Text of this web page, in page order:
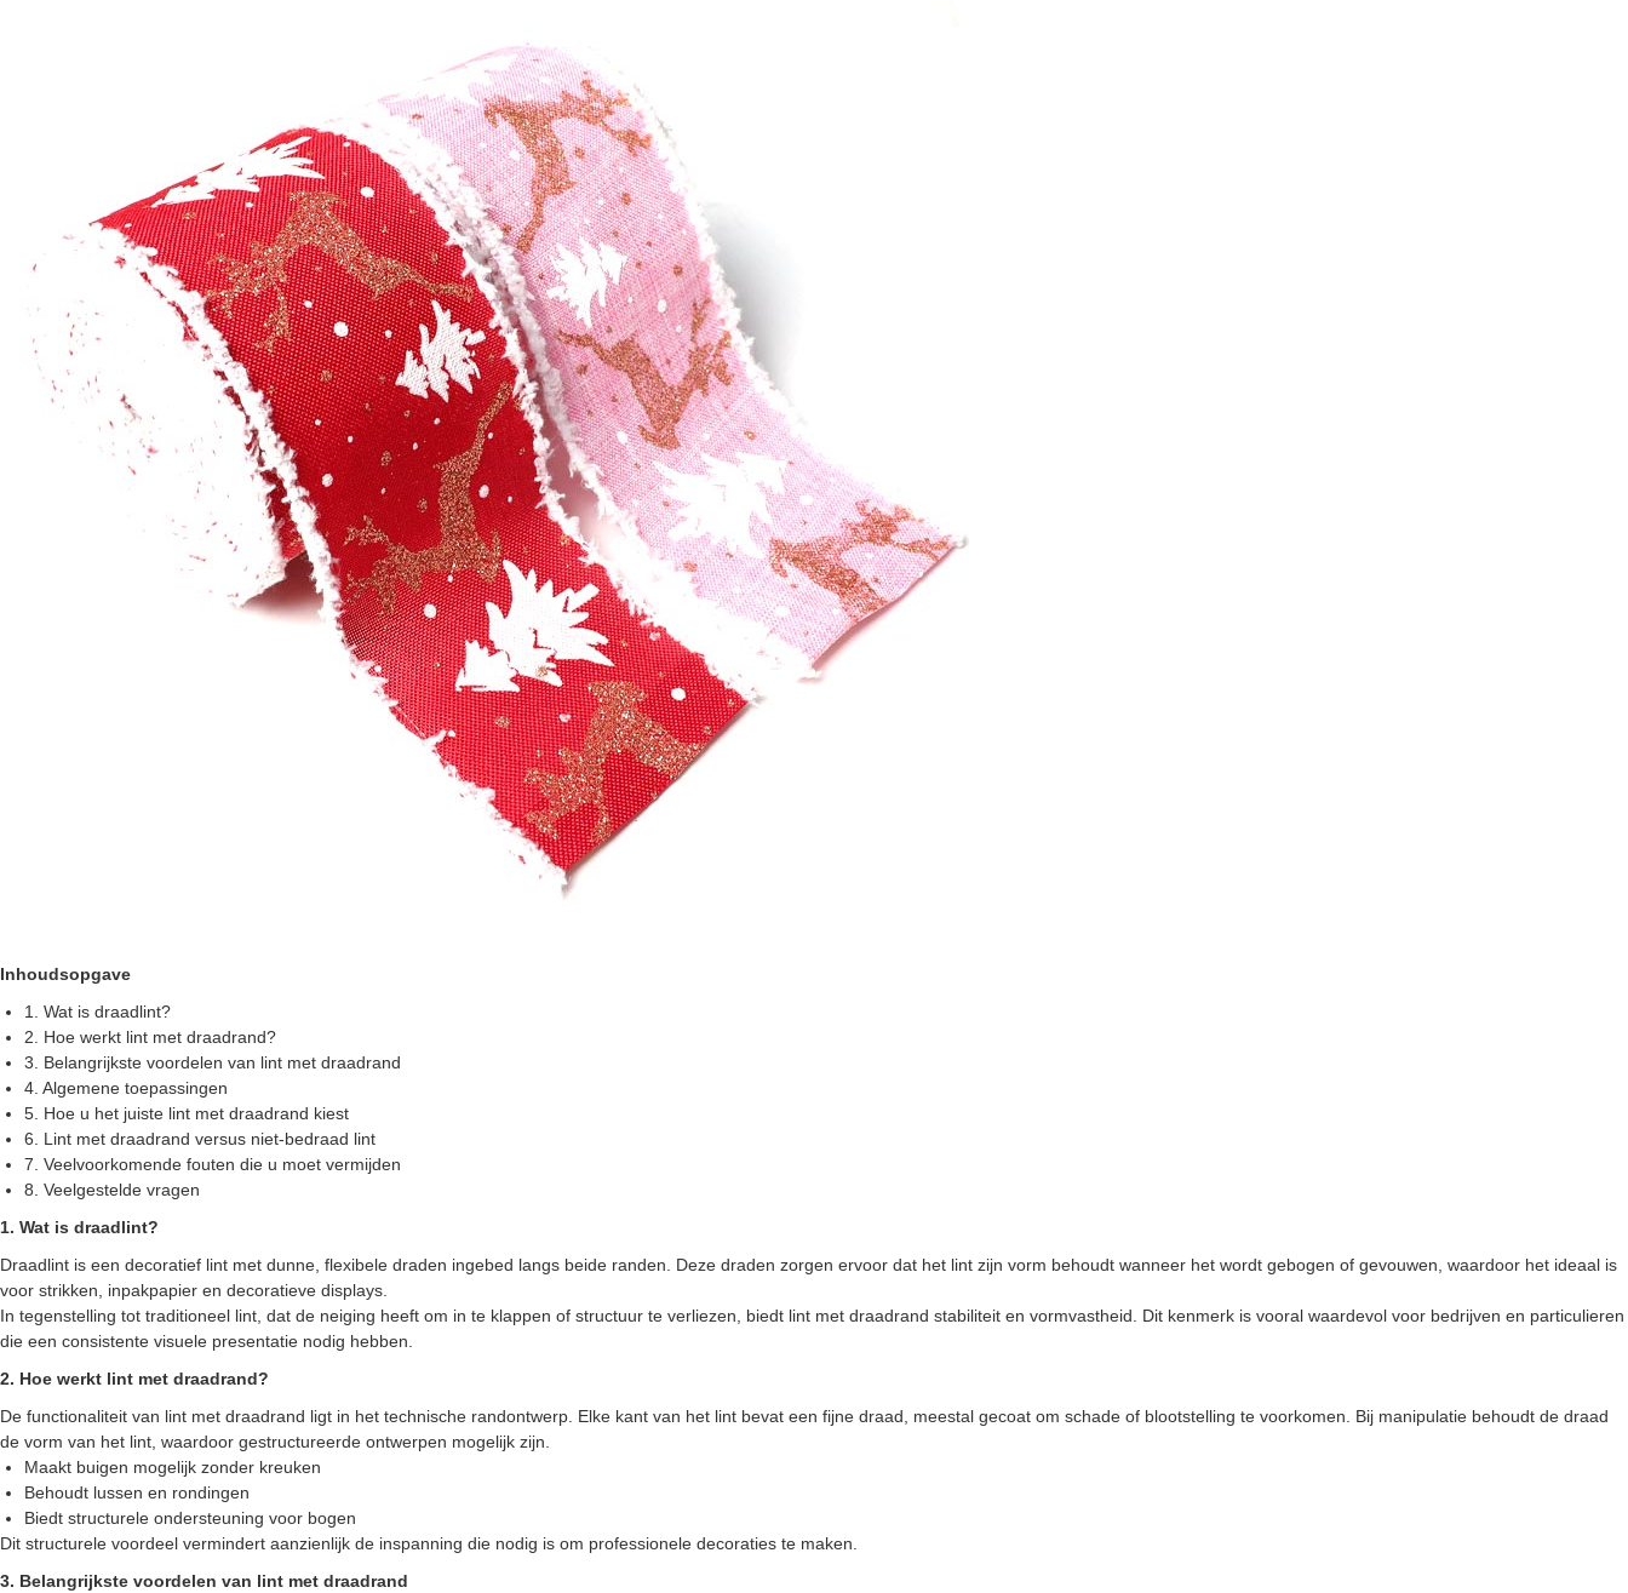
Inhoudsopgave
1. Wat is draadlint?
2. Hoe werkt lint met draadrand?
3. Belangrijkste voordelen van lint met draadrand
4. Algemene toepassingen
5. Hoe u het juiste lint met draadrand kiest
6. Lint met draadrand versus niet-bedraad lint
7. Veelvoorkomende fouten die u moet vermijden
8. Veelgestelde vragen
1. Wat is draadlint?
Draadlint is een decoratief lint met dunne, flexibele draden ingebed langs beide randen. Deze draden zorgen ervoor dat het lint zijn vorm behoudt wanneer het wordt gebogen of gevouwen, waardoor het ideaal is
voor strikken, inpakpapier en decoratieve displays.
In tegenstelling tot traditioneel lint, dat de neiging heeft om in te klappen of structuur te verliezen, biedt lint met draadrand stabiliteit en vormvastheid. Dit kenmerk is vooral waardevol voor bedrijven en particulieren
die een consistente visuele presentatie nodig hebben.
2. Hoe werkt lint met draadrand?
De functionaliteit van lint met draadrand ligt in het technische randontwerp. Elke kant van het lint bevat een fijne draad, meestal gecoat om schade of blootstelling te voorkomen. Bij manipulatie behoudt de draad
de vorm van het lint, waardoor gestructureerde ontwerpen mogelijk zijn.
Maakt buigen mogelijk zonder kreuken
Behoudt lussen en rondingen
Biedt structurele ondersteuning voor bogen
Dit structurele voordeel vermindert aanzienlijk de inspanning die nodig is om professionele decoraties te maken.
3. Belangrijkste voordelen van lint met draadrand